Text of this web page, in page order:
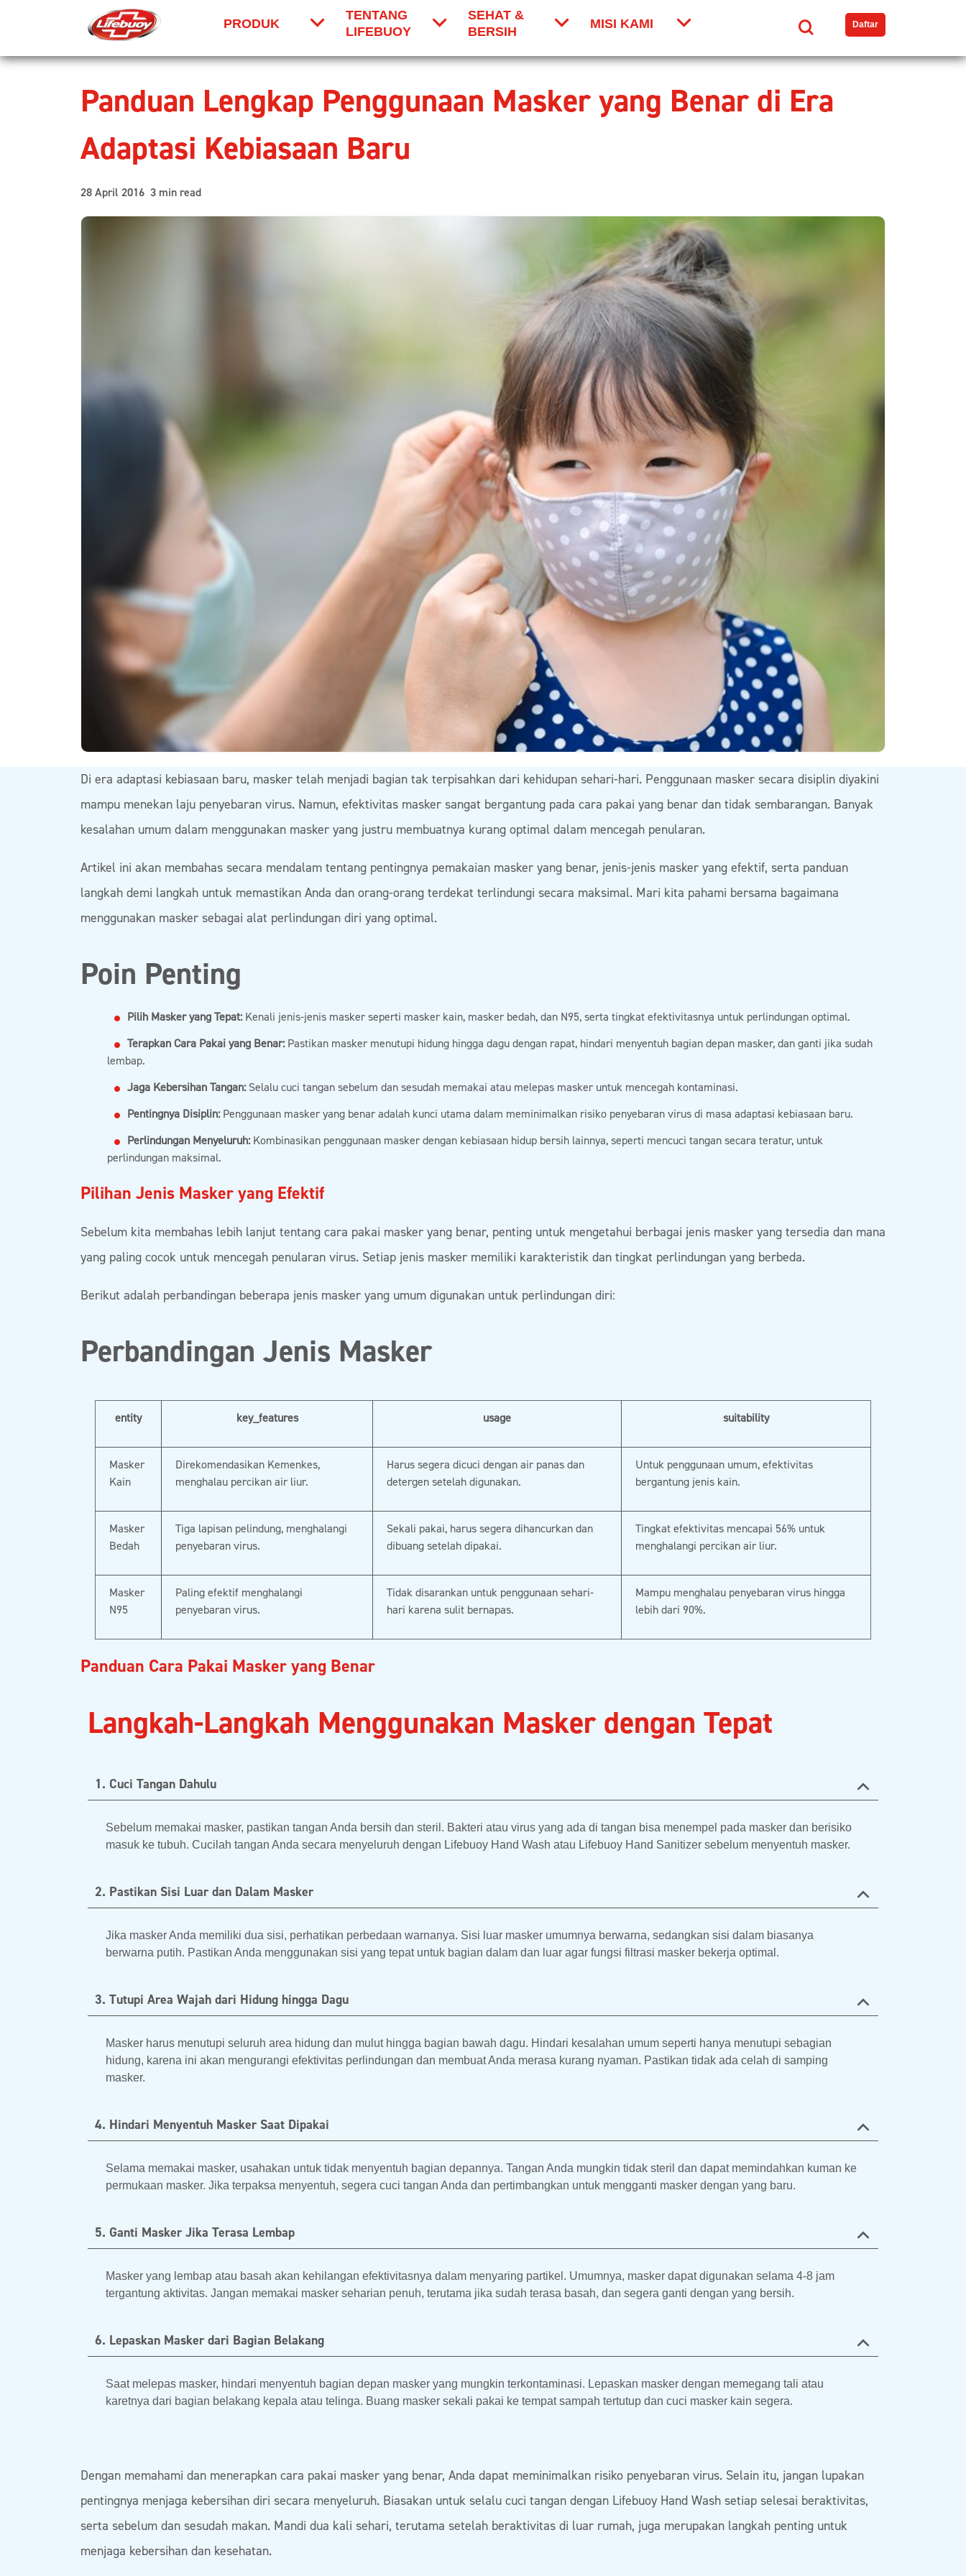
PRODUK
TENTANG
LIFEBUOY
SEHAT &
BERSIH
MISI KAMI Search Daftar
Panduan Lengkap Penggunaan Masker yang Benar di Era
Adaptasi Kebiasaan Baru
28 April 2016 3 min read
Di era adaptasi kebiasaan baru, masker telah menjadi bagian tak terpisahkan dari kehidupan sehari-hari. Penggunaan masker secara disiplin diyakini
mampu menekan laju penyebaran virus. Namun, efektivitas masker sangat bergantung pada cara pakai yang benar dan tidak sembarangan. Banyak
kesalahan umum dalam menggunakan masker yang justru membuatnya kurang optimal dalam mencegah penularan.
Artikel ini akan membahas secara mendalam tentang pentingnya pemakaian masker yang benar, jenis-jenis masker yang efektif, serta panduan
langkah demi langkah untuk memastikan Anda dan orang-orang terdekat terlindungi secara maksimal. Mari kita pahami bersama bagaimana
menggunakan masker sebagai alat perlindungan diri yang optimal.
Poin Penting
Pilih Masker yang Tepat:Kenali jenis-jenis masker seperti masker kain, masker bedah, dan N95, serta tingkat efektivitasnya untuk perlindungan optimal.
Terapkan Cara Pakai yang Benar:Pastikan masker menutupi hidung hingga dagu dengan rapat, hindari menyentuh bagian depan masker, dan ganti jika sudah
lembap.
Jaga Kebersihan Tangan:Selalu cuci tangan sebelum dan sesudah memakai atau melepas masker untuk mencegah kontaminasi.
Pentingnya Disiplin:Penggunaan masker yang benar adalah kunci utama dalam meminimalkan risiko penyebaran virus di masa adaptasi kebiasaan baru.
Perlindungan Menyeluruh:Kombinasikan penggunaan masker dengan kebiasaan hidup bersih lainnya, seperti mencuci tangan secara teratur, untuk
perlindungan maksimal.
Pilihan Jenis Masker yang Efektif
Sebelum kita membahas lebih lanjut tentang cara pakai masker yang benar, penting untuk mengetahui berbagai jenis masker yang tersedia dan mana
yang paling cocok untuk mencegah penularan virus. Setiap jenis masker memiliki karakteristik dan tingkat perlindungan yang berbeda.
Berikut adalah perbandingan beberapa jenis masker yang umum digunakan untuk perlindungan diri:
Perbandingan Jenis Masker
entity key_features usage suitability
Masker
Kain
Direkomendasikan Kemenkes,
menghalau percikan air liur.
Harus segera dicuci dengan air panas dan
detergen setelah digunakan.
Untuk penggunaan umum, efektivitas
bergantung jenis kain.
Masker
Bedah
Tiga lapisan pelindung, menghalangi
penyebaran virus.
Sekali pakai, harus segera dihancurkan dan
dibuang setelah dipakai.
Tingkat efektivitas mencapai 56% untuk
menghalangi percikan air liur.
Masker
N95
Paling efektif menghalangi
penyebaran virus.
Tidak disarankan untuk penggunaan sehari-
hari karena sulit bernapas.
Mampu menghalau penyebaran virus hingga
lebih dari 90%.
Panduan Cara Pakai Masker yang Benar
Langkah-Langkah Menggunakan Masker dengan Tepat
1. Cuci Tangan Dahulu
Sebelum memakai masker, pastikan tangan Anda bersih dan steril. Bakteri atau virus yang ada di tangan bisa menempel pada masker dan berisiko
masuk ke tubuh. Cucilah tangan Anda secara menyeluruh dengan Lifebuoy Hand Wash atau Lifebuoy Hand Sanitizer sebelum menyentuh masker.
2. Pastikan Sisi Luar dan Dalam Masker
Jika masker Anda memiliki dua sisi, perhatikan perbedaan warnanya. Sisi luar masker umumnya berwarna, sedangkan sisi dalam biasanya
berwarna putih. Pastikan Anda menggunakan sisi yang tepat untuk bagian dalam dan luar agar fungsi filtrasi masker bekerja optimal.
3. Tutupi Area Wajah dari Hidung hingga Dagu
Masker harus menutupi seluruh area hidung dan mulut hingga bagian bawah dagu. Hindari kesalahan umum seperti hanya menutupi sebagian
hidung, karena ini akan mengurangi efektivitas perlindungan dan membuat Anda merasa kurang nyaman. Pastikan tidak ada celah di samping
masker.
4. Hindari Menyentuh Masker Saat Dipakai
Selama memakai masker, usahakan untuk tidak menyentuh bagian depannya. Tangan Anda mungkin tidak steril dan dapat memindahkan kuman ke
permukaan masker. Jika terpaksa menyentuh, segera cuci tangan Anda dan pertimbangkan untuk mengganti masker dengan yang baru.
5. Ganti Masker Jika Terasa Lembap
Masker yang lembap atau basah akan kehilangan efektivitasnya dalam menyaring partikel. Umumnya, masker dapat digunakan selama 4-8 jam
tergantung aktivitas. Jangan memakai masker seharian penuh, terutama jika sudah terasa basah, dan segera ganti dengan yang bersih.
6. Lepaskan Masker dari Bagian Belakang
Saat melepas masker, hindari menyentuh bagian depan masker yang mungkin terkontaminasi. Lepaskan masker dengan memegang tali atau
karetnya dari bagian belakang kepala atau telinga. Buang masker sekali pakai ke tempat sampah tertutup dan cuci masker kain segera.
Dengan memahami dan menerapkan cara pakai masker yang benar, Anda dapat meminimalkan risiko penyebaran virus. Selain itu, jangan lupakan
pentingnya menjaga kebersihan diri secara menyeluruh. Biasakan untuk selalu cuci tangan dengan Lifebuoy Hand Wash setiap selesai beraktivitas,
serta sebelum dan sesudah makan. Mandi dua kali sehari, terutama setelah beraktivitas di luar rumah, juga merupakan langkah penting untuk
menjaga kebersihan dan kesehatan.